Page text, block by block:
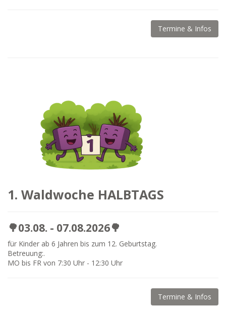
Termine & Infos
1. Waldwoche HALBTAGS
🌳03.08. - 07.08.2026🌳
für Kinder ab 6 Jahren bis zum 12. Geburtstag.
Betreuung:.
MO bis FR von 7:30 Uhr - 12:30 Uhr
Termine & Infos